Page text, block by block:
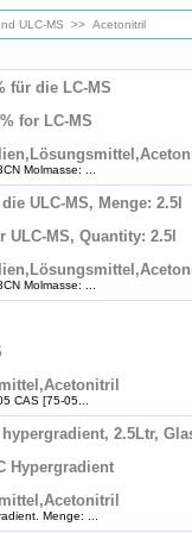
ULC-MS >> Acetonitril
für die LC-MS
for LC-MS
Molmasse: ...
ULC-MS, Menge: 2.5l
MS, Quantity: 2.5l
Molmasse: ...
CAS [75-05...
2.5Ltr,
Hypergradient
Menge: ...